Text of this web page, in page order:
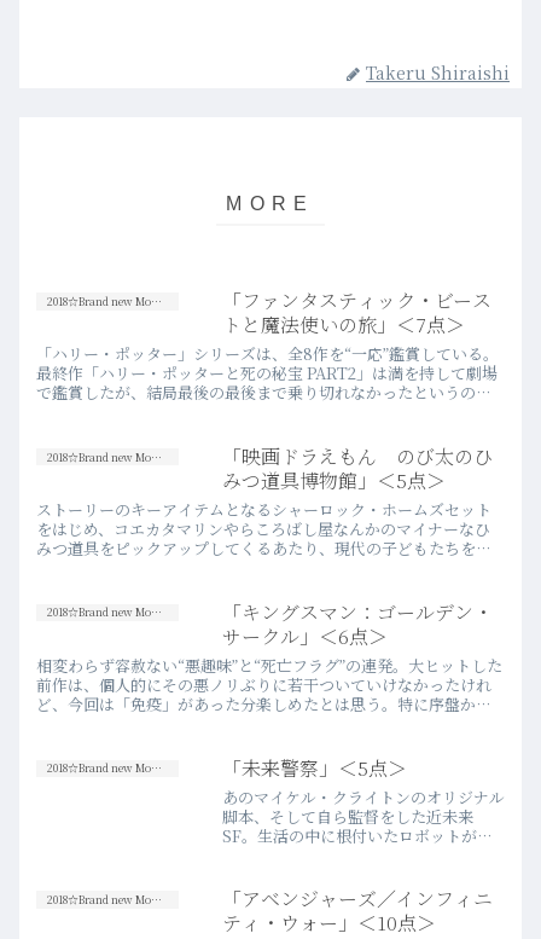
Takeru Shiraishi
2018☆Brand new Movies
「ファンタスティック・ビース
トと魔法使いの旅」＜7点＞
「ハリー・ポッター」シリーズは、全8作を“一応”鑑賞している。
最終作「ハリー・ポッターと死の秘宝 PART2」は満を持して劇場
で鑑賞したが、結局最後の最後まで乗り切れなかったというのが
2018☆Brand new Movies
「映画ドラえもん のび太のひ
みつ道具博物館」＜5点＞
ストーリーのキーアイテムとなるシャーロック・ホームズセット
をはじめ、コエカタマリンやらころばし屋なんかのマイナーなひ
みつ道具をピックアップしてくるあたり、現代の子どもたちをタ
2018☆Brand new Movies
「キングスマン：ゴールデン・
サークル」＜6点＞
相変わらず容赦ない“悪趣味”と“死亡フラグ”の連発。大ヒットした
前作は、個人的にその悪ノリぶりに若干ついていけなかったけれ
ど、今回は「免疫」があった分楽しめたとは思う。特に序盤から
2018☆Brand new Movies 「未来警察」＜5点＞
あのマイケル・クライトンのオリジナル
脚本、そして自ら監督をした近未来
SF。生活の中に根付いたロボットが暴
い意味でも悪い意味でも一風変わった映
画だった。まず、警察官が主人…more
2018☆Brand new Movies
「アベンジャーズ／インフィニ
ティ・ウォー」＜10点＞